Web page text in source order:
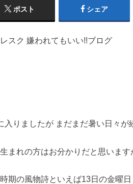
ポスト シェア
スク 嫌われてもいい!!ブログ
入りましたが まだまだ暑い日々が
まれの方はお分かりだと思います
期の風物詩といえば13日の金曜